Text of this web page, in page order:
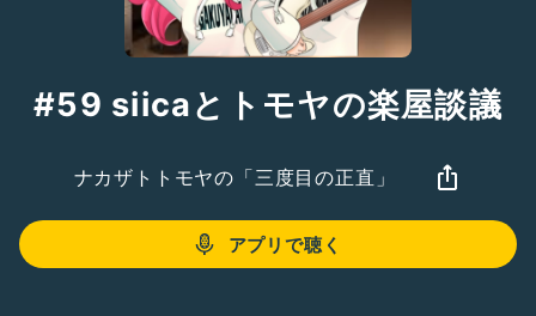
#59 siicaとトモヤの楽屋談議
ナカザトトモヤの「三度目の正直」
アプリで聴く